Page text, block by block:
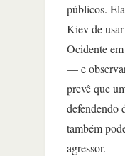
públicos.
Kiev de
Ocidente
— e
prevê que
defendendo
também
agressor.